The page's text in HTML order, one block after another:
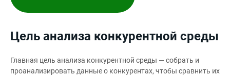
Цель анализа конкурентной среды
Главная цель анализа конкурентной среды — собрать и
проанализировать данные о конкурентах, чтобы сравнить их